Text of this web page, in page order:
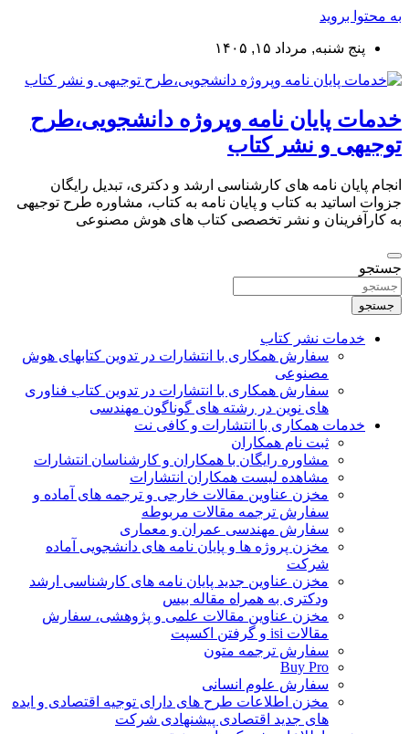
به محتوا بروید
پنج شنبه, مرداد ۱۵, ۱۴۰۵
خدمات پایان نامه وپروژه دانشجویی،طرح
توجیهی و نشر کتاب
انجام پایان نامه های کارشناسی ارشد و دکتری، تبدیل رایگان
جزوات اساتید به کتاب و پایان نامه به کتاب، مشاوره طرح توجیهی
به کارآفرینان و نشر تخصصی کتاب های هوش مصنوعی
جستجو
جستجو
خدمات نشر کتاب
سفارش همکاری با انتشارات در تدوین کتابهای هوش
مصنوعی
سفارش همکاری با انتشارات در تدوین کتاب فناوری
های نوین در رشته های گوناگون مهندسی
خدمات همکاری با انتشارات و کافی نت
ثبت نام همکاران
مشاوره رایگان با همکاران و کارشناسان انتشارات
مشاهده لیست همکاران انتشارات
مخزن عناوین مقالات خارجی و ترجمه های آماده و
سفارش ترجمه مقالات مربوطه
سفارش مهندسی عمران و معماری
مخزن پروژه ها و پایان نامه های دانشجویی آماده
شرکت
مخزن عناوین جدید پایان نامه های کارشناسی ارشد
ودکتری به همراه مقاله بیس
مخزن عناوین مقالات علمی و پژوهشی، سفارش
مقالات isi و گرفتن اکسپت
سفارش ترجمه متون
Buy Pro
سفارش علوم انسانی
مخزن اطلاعات طرح های دارای توجیه اقتصادی و ایده
های جدید اقتصادی پیشنهادی شرکت